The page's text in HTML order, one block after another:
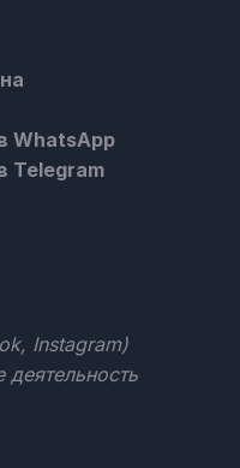
Instagram)
деятельность
WhatsApp
Telegram